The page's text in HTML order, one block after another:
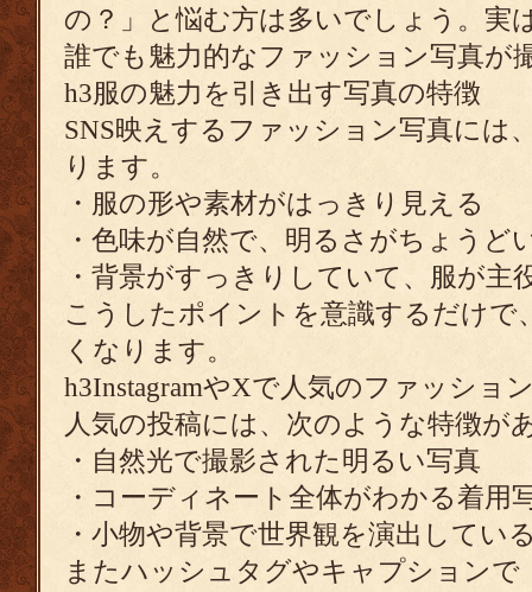
の？」と悩む方は多いでしょう。実
誰でも魅力的なファッション写真が
h3服の魅力を引き出す写真の特徴
SNS映えするファッション写真には
ります。
・服の形や素材がはっきり見える
・色味が自然で、明るさがちょうど
・背景がすっきりしていて、服が主
こうしたポイントを意識するだけで
くなります。
h3InstagramやXで人気のファッショ
人気の投稿には、次のような特徴が
・自然光で撮影された明るい写真
・コーディネート全体がわかる着用
・小物や背景で世界観を演出してい
またハッシュタグやキャプションで